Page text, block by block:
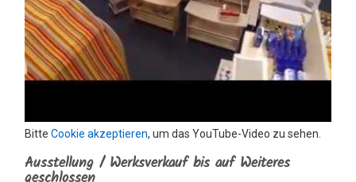
Bitte Cookie akzeptieren, um das YouTube-Video zu sehen.
Ausstellung / Werksverkauf bis auf Weiteres